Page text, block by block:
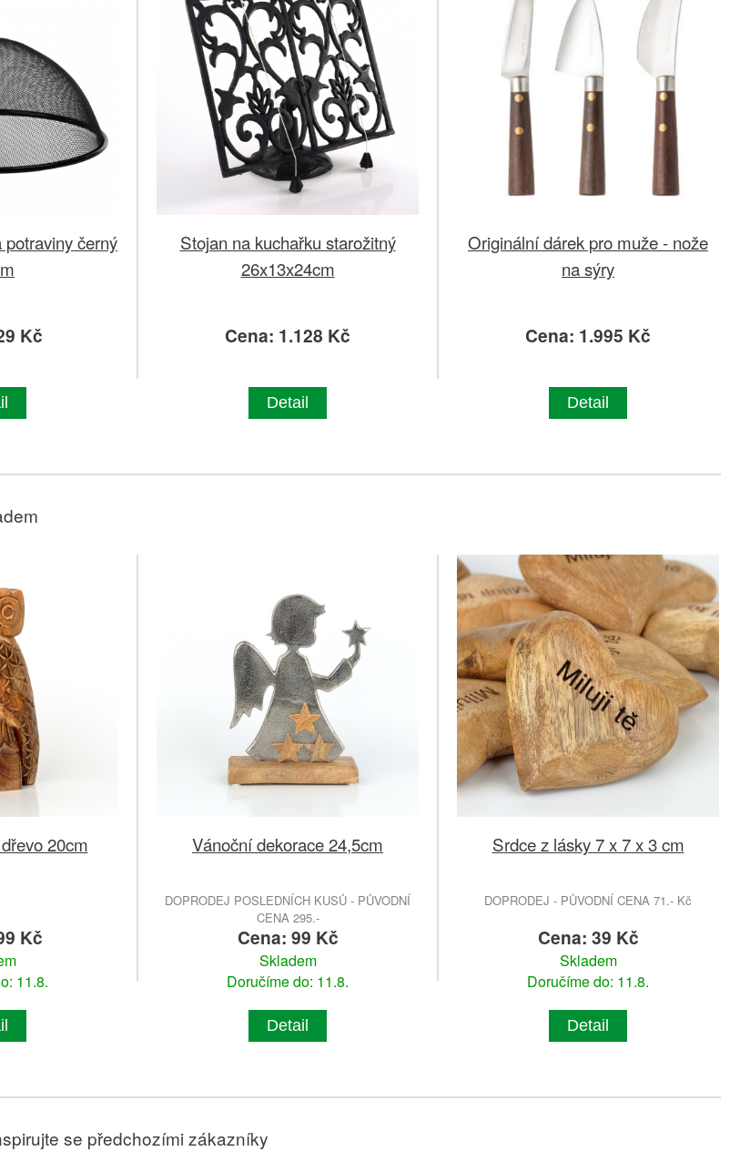
černý
Kč
Stojan na kuchařku starožitný
26x13x24cm
Cena: 1.128 Kč
Detail
Originální dárek pro muže - nože
na sýry
Cena: 1.995 Kč
Detail
20cm
Kč
11.8.
Vánoční dekorace 24,5cm
DOPRODEJ POSLEDNÍCH KUSŮ - PŮVODNÍ
CENA 295.-
Cena: 99 Kč
Skladem
Doručíme do: 11.8.
Detail
Srdce z lásky 7 x 7 x 3 cm
DOPRODEJ - PŮVODNÍ CENA 71.- Kč
Cena: 39 Kč
Skladem
Doručíme do: 11.8.
Detail
se předchozími zákazníky